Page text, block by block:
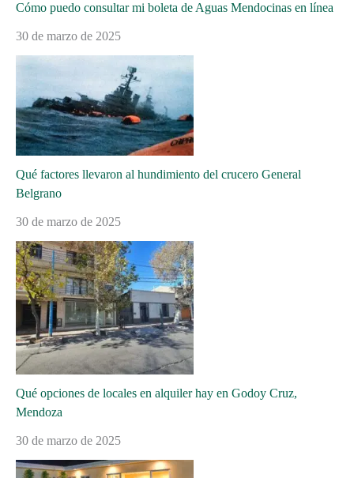
Cómo puedo consultar mi boleta de Aguas Mendocinas en línea
30 de marzo de 2025
Qué factores llevaron al hundimiento del crucero General
Belgrano
30 de marzo de 2025
Qué opciones de locales en alquiler hay en Godoy Cruz,
Mendoza
30 de marzo de 2025